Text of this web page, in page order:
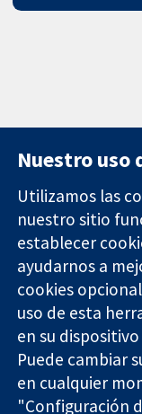
Evidencia fiable.
Decisiones
informadas.
Mejor salud.
Nuestro uso
Utilizamos las
nuestro sitio
establecer
ayudarnos a
cookies
uso de esta
en su
Puede cambiar
en cualquier
"Configuración